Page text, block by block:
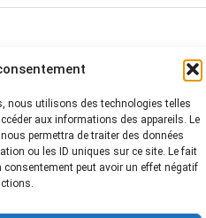
nous utilisons des technologies telles
aux informations des appareils. Le
permettra de traiter des données
ou les ID uniques sur ce site. Le fait
peut avoir un effet négatif
- Tous droits réservés - Mentions
Cookies-Plan du site -